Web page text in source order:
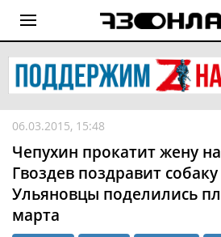
06.03.2015, 15:48
Чепухин прокатит жену
Гвоздев поздравит
Ульяновцы поделились
марта